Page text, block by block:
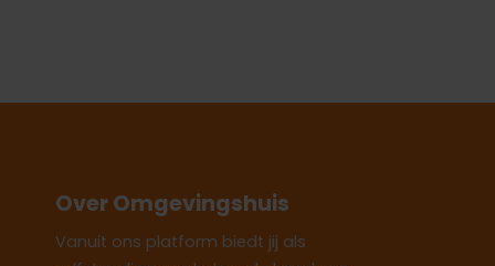
Over Omgevingshuis
Vanuit ons platform biedt jij als